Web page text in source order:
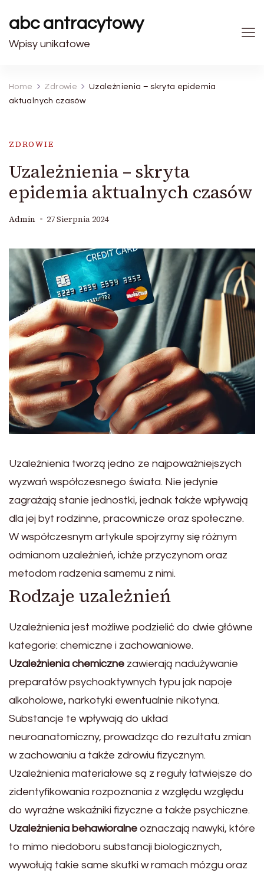
abc antracytowy
Wpisy unikatowe
Home Zdrowie
Uzależnienia – skryta epidemia
aktualnych czasów
ZDROWIE
Uzależnienia – skryta
epidemia aktualnych czasów
Admin 27 Sierpnia 2024
Uzależnienia tworzą jedno ze najpoważniejszych
wyzwań współczesnego świata. Nie jedynie
zagrażają stanie jednostki, jednak także wpływają
dla jej byt rodzinne, pracownicze oraz społeczne.
W współczesnym artykule spojrzymy się różnym
odmianom uzależnień, ichże przyczynom oraz
metodom radzenia samemu z nimi.
Rodzaje uzależnień
Uzależnienia jest możliwe podzielić do dwie główne
kategorie: chemiczne i zachowaniowe.
Uzależnienia chemiczne zawierają nadużywanie
preparatów psychoaktywnych typu jak napoje
alkoholowe, narkotyki ewentualnie nikotyna.
Substancje te wpływają do układ
neuroanatomiczny, prowadząc do rezultatu zmian
w zachowaniu a także zdrowiu fizycznym.
Uzależnienia materiałowe są z reguły łatwiejsze do
zidentyfikowania rozpoznania z względu względu
do wyraźne wskaźniki fizyczne a także psychiczne.
Uzależnienia behawioralne oznaczają nawyki, które
to mimo niedoboru substancji biologicznych,
wywołują takie same skutki w ramach mózgu oraz